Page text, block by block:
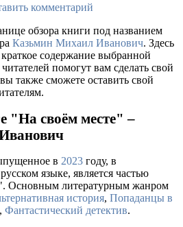
комментарий
обзора книги под названием
Казьмин Михаил Иванович. Здесь
содержание выбранной
помогут вам сделать свой
также сможете оставить свой
"На своём месте" –
в 2023 году, в
языке, является частью
Основным литературным жанром
история, Попаданцы в
, Фантастический детектив.